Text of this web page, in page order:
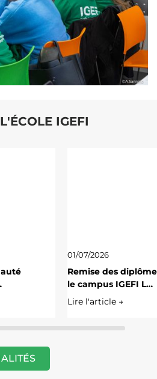
IGEFI
01/07/2026
Remise des
le campus IGEFI L…
Lire l'article →